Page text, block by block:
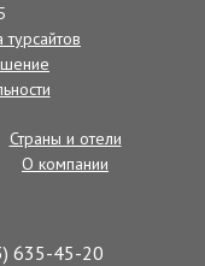
Страны и отели
О компании
635-45-20